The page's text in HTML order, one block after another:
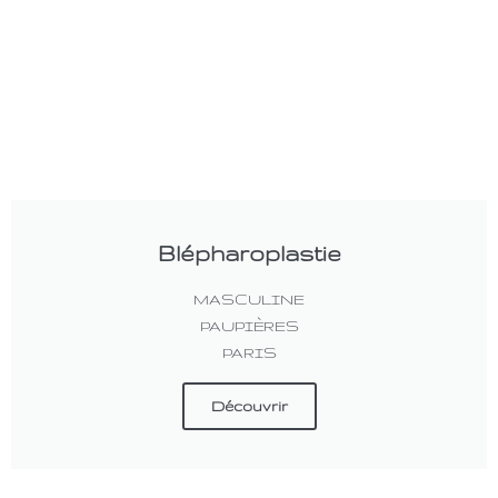
Blépharoplastie
MASCULINE
PAUPIÈRES
PARIS
Découvrir